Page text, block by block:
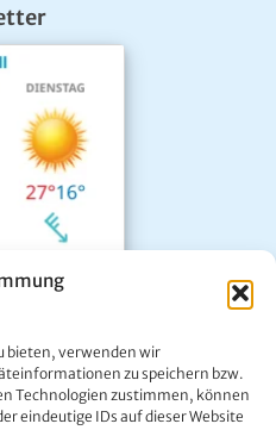
bieten, verwenden wir
zu speichern bzw.
Technologien zustimmen, können
eindeutige IDs auf dieser Website